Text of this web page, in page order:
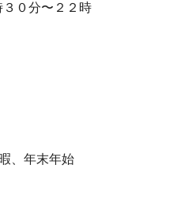
０分〜２２時
、年末年始